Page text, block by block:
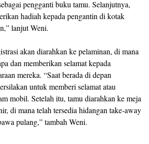
pengganti buku tamu. Selanjutnya,
hadiah kepada pengantin di kotak
lanjut Weni.
akan diarahkan ke pelaminan, di mana
dan memberikan selamat kepada
mereka. “Saat berada di depan
untuk memberi selamat atau
mobil. Setelah itu, tamu diarahkan ke meja
di mana telah tersedia hidangan take-away
pulang,” tambah Weni.